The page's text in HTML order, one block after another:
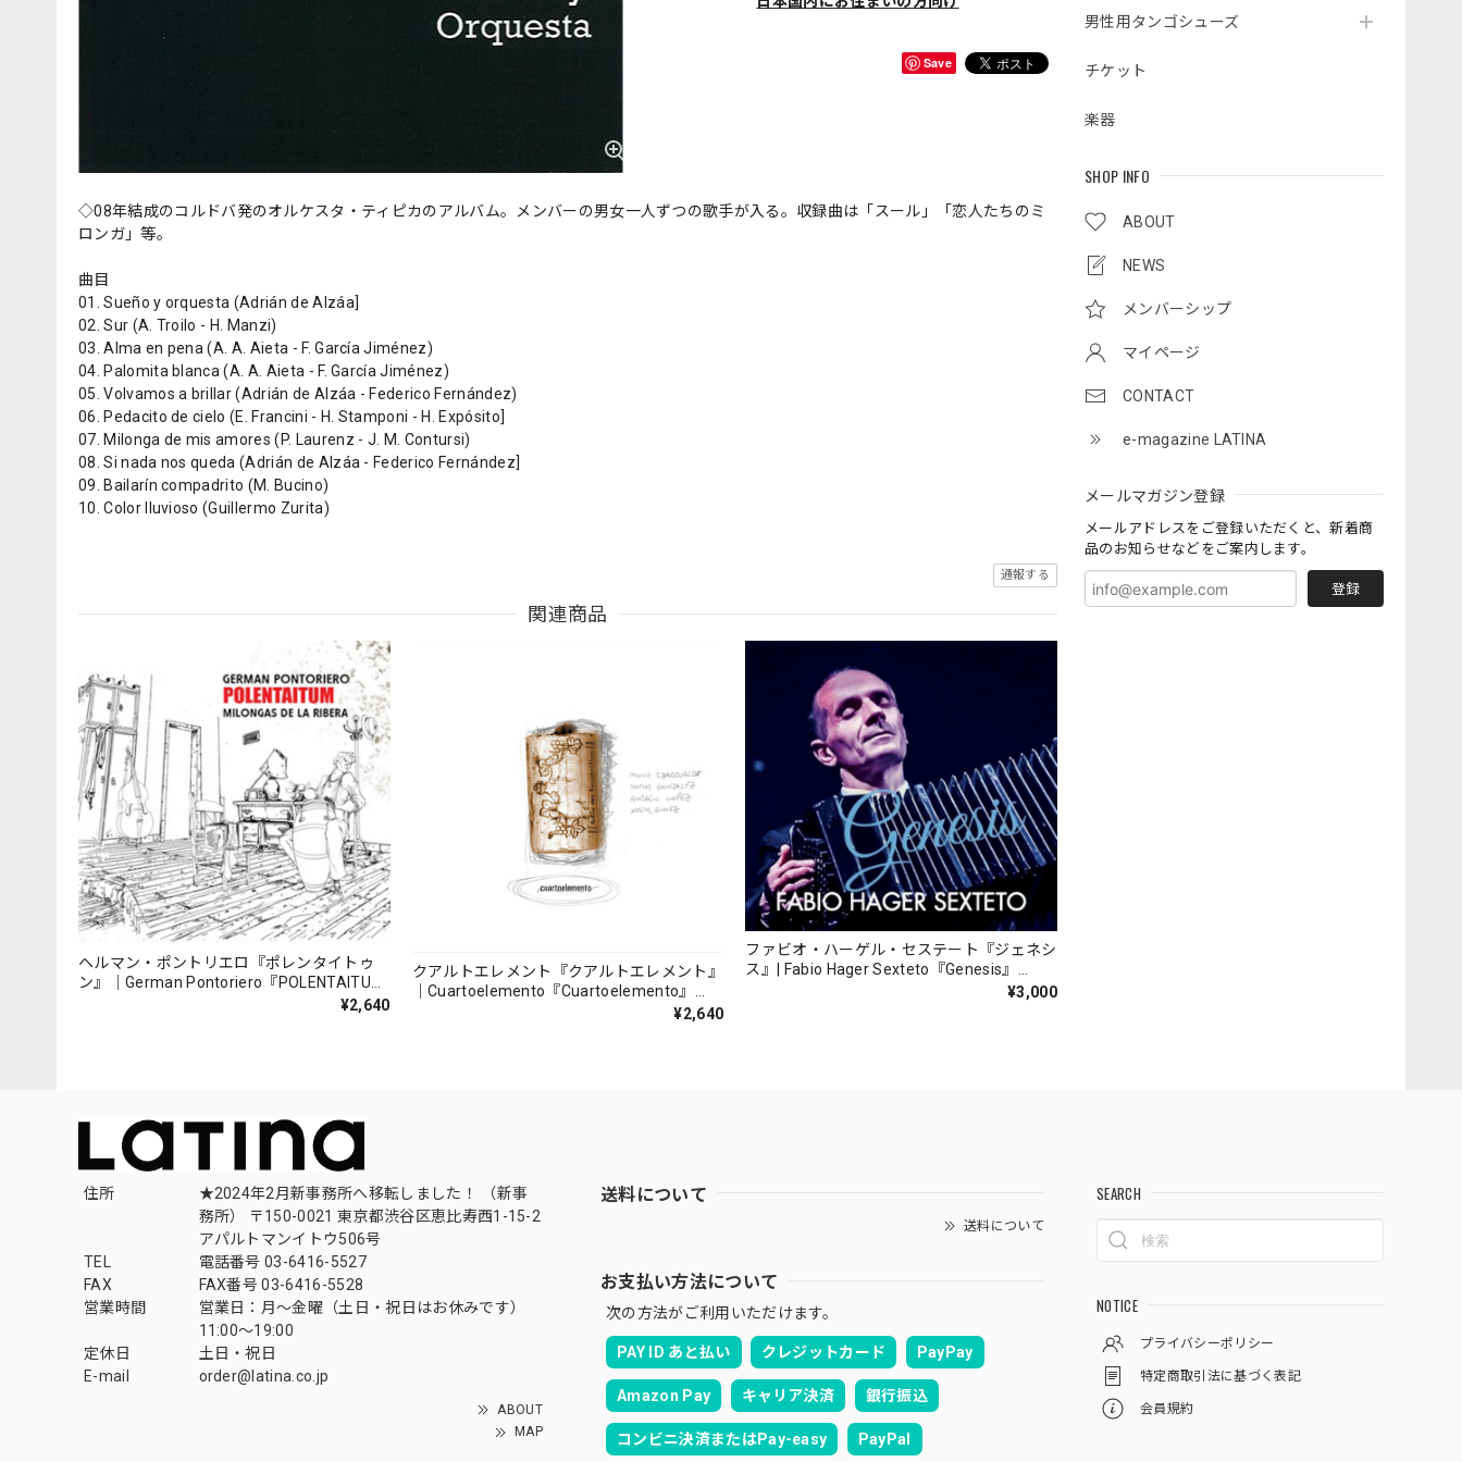
男性用タンゴシューズ
チケット
楽器
SHOP INFO
ABOUT
NEWS
メンバーシップ
マイページ
CONTACT
e-magazine LATINA
メールマガジン登録
メールアドレスをご登録いただくと、新着商
品のお知らせなどをご案内します。
登録
Save
◇08年結成のコルドバ発のオルケスタ・ティピカのアルバム。メンバーの男女一人ずつの歌手が入る。収録曲は「スール」「恋人たちのミ
ロンガ」等。
曲目
01. Sueño y orquesta (Adrián de Alzáa]
02. Sur (A. Troilo - H. Manzi)
03. Alma en pena (A. A. Aieta - F. García Jiménez)
04. Palomita blanca (A. A. Aieta - F. García Jiménez)
05. Volvamos a brillar (Adrián de Alzáa - Federico Fernández)
06. Pedacito de cielo (E. Francini - H. Stamponi - H. Expósito]
07. Milonga de mis amores (P. Laurenz - J. M. Contursi)
08. Si nada nos queda (Adrián de Alzáa - Federico Fernández]
09. Bailarín compadrito (M. Bucino)
10. Color lluvioso (Guillermo Zurita)
通報する
関連商品
ヘルマン・ポントリエロ『ポレンタイトゥ
ン』｜German Pontoriero『POLENTAITUM
¥2,640
クアルトエレメント『クアルトエレメント』
｜Cuartoelemento『Cuartoelemento』
¥2,640
ファビオ・ハーゲル・セステート『ジェネシ
ス』| Fabio Hager Sexteto『Genesis』
¥3,000
住所
★2024年2月新事務所へ移転しました！ （新事
務所） 〒150-0021 東京都渋谷区恵比寿西1-15-2
アパルトマンイトウ506号
TEL
電話番号 03-6416-5527
FAX
FAX番号 03-6416-5528
営業時間
営業日：月〜金曜（土日・祝日はお休みです）
11:00〜19:00
定休日
土日・祝日
E-mail
order@latina.co.jp
ABOUT
MAP
送料について
送料について
お支払い方法について
次の方法がご利用いただけます。
PAY ID あと払い クレジットカード PayPay
Amazon Pay キャリア決済 銀行振込
コンビニ決済またはPay-easy PayPal
SEARCH
NOTICE
プライバシーポリシー
特定商取引法に基づく表記
会員規約